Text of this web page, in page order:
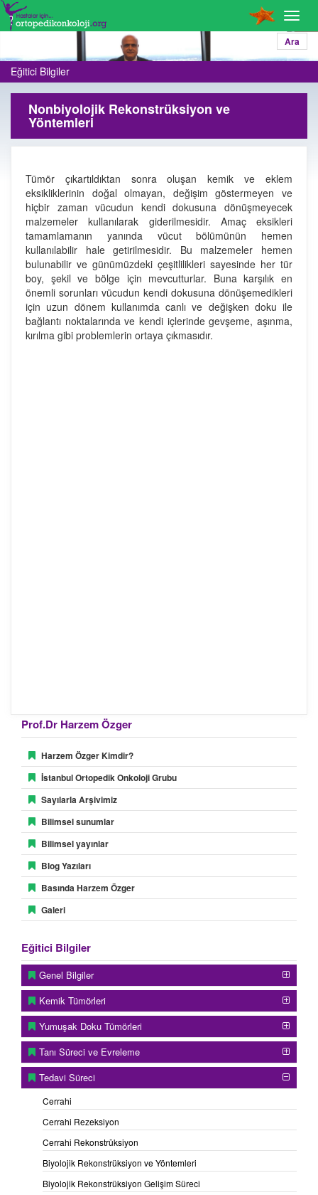
Ara
Eğitici Bilgiler
Nonbiyolojik Rekonstrüksiyon ve
Yöntemleri
Tümör çıkartıldıktan sonra oluşan kemik ve eklem
eksikliklerinin doğal olmayan, değişim göstermeyen ve
hiçbir zaman vücudun kendi dokusuna dönüşmeyecek
malzemeler kullanılarak giderilmesidir. Amaç eksikleri
tamamlamanın yanında vücut bölümünün hemen
kullanılabilir hale getirilmesidir. Bu malzemeler hemen
bulunabilir ve günümüzdeki çeşitlilikleri sayesinde her tür
boy, şekil ve bölge için mevcutturlar. Buna karşılık en
önemli sorunları vücudun kendi dokusuna dönüşemedikleri
için uzun dönem kullanımda canlı ve değişken doku ile
bağlantı noktalarında ve kendi içlerinde gevşeme, aşınma,
kırılma gibi problemlerin ortaya çıkmasıdır.
Daha ayrıntılı bilgi için profesyoneller için olan
sayfalarımıza göz atınız.
Prof.Dr Harzem Özger
Harzem Özger Kimdir?
İstanbul Ortopedik Onkoloji Grubu
Sayılarla Arşivimiz
Bilimsel sunumlar
Bilimsel yayınlar
Blog Yazıları
Basında Harzem Özger
Galeri
Eğitici Bilgiler
Genel Bilgiler
Kemik Tümörleri
Yumuşak Doku Tümörleri
Tanı Süreci ve Evreleme
Tedavi Süreci
Cerrahi
Cerrahi Rezeksiyon
Cerrahi Rekonstrüksiyon
Biyolojik Rekonstrüksiyon ve Yöntemleri
Biyolojik Rekonstrüksiyon Gelişim Süreci